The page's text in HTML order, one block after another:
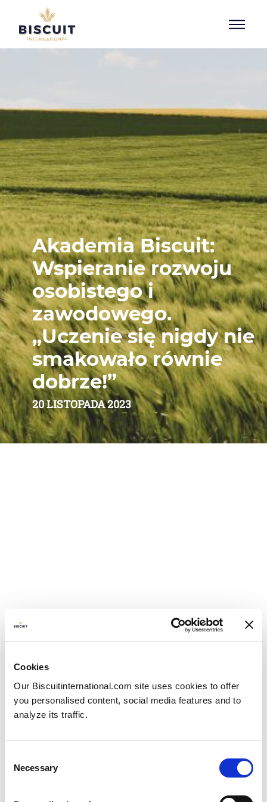
Cookies
Our Biscuitinternational.com site uses cookies to offer
you personalised content, social media features and to
analyze its traffic.
Selection
Necessary
Aller au contenu
Akademia Biscuit:
Wspieranie rozwoju
osobistego i
zawodowego.
„Uczenie się nigdy nie
smakowało równie
dobrze!”
20 LISTOPADA 2023
Akademia Biscuit: